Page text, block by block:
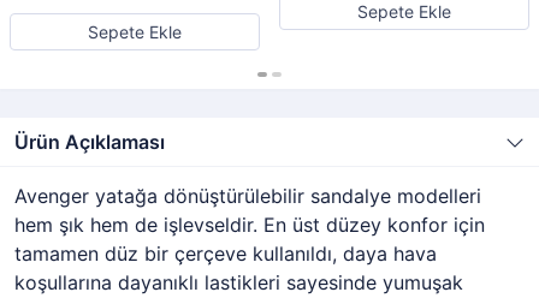
Sepete Ekle
Sepete Ekle
Ürün Açıklaması
Avenger yatağa dönüştürülebilir sandalye modelleri
hem şık hem de işlevseldir. En üst düzey konfor için
tamamen düz bir çerçeve kullanıldı, daya hava
koşullarına dayanıklı lastikleri sayesinde yumuşak